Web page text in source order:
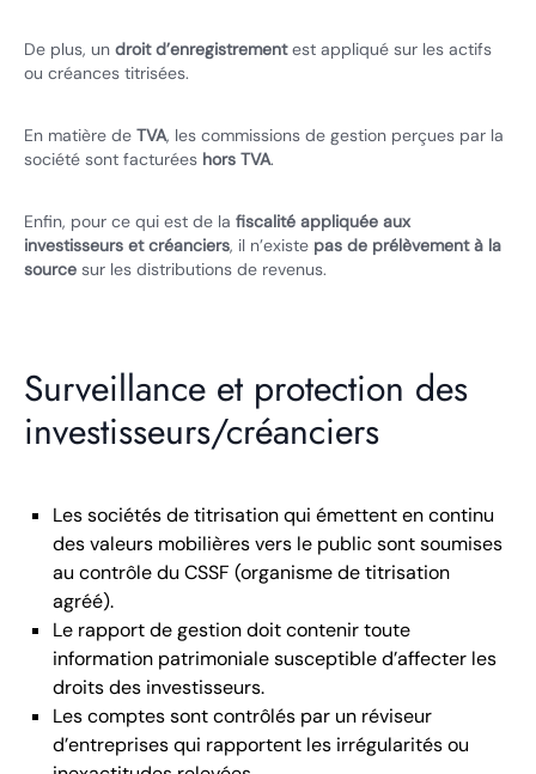
De plus, un droit d’enregistrementest appliqué sur les actifs
ou créances titrisées.
En matière de TVA, les commissions de gestion perçues par la
société sont facturées hors TVA.
Enfin, pour ce qui est de la fiscalité appliquée aux
investisseurs et créanciers, il n’existe pas de prélèvement à la
source sur les distributions de revenus.
Surveillance et protection des
investisseurs/créanciers
Les sociétés de titrisation qui émettent en continu
des valeurs mobilières vers le public sont soumises
au contrôle du CSSF (organisme de titrisation
agréé).
Le rapport de gestion doit contenir toute
information patrimoniale susceptible d’affecter les
droits des investisseurs.
Les comptes sont contrôlés par un réviseur
d’entreprises qui rapportent les irrégularités ou